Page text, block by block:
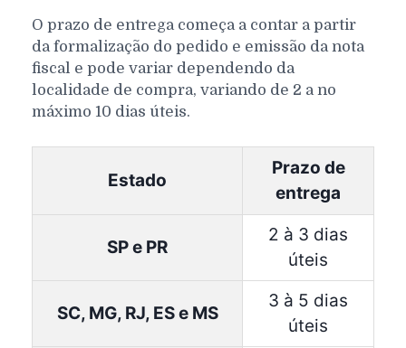
O prazo de entrega começa a contar a partir
da formalização do pedido e emissão da nota
fiscal e pode variar dependendo da
localidade de compra, variando de 2 a no
máximo 10 dias úteis.
Estado
Prazo de
entrega
SP e PR
2 à 3 dias
úteis
SC, MG, RJ, ES e MS
3 à 5 dias
úteis